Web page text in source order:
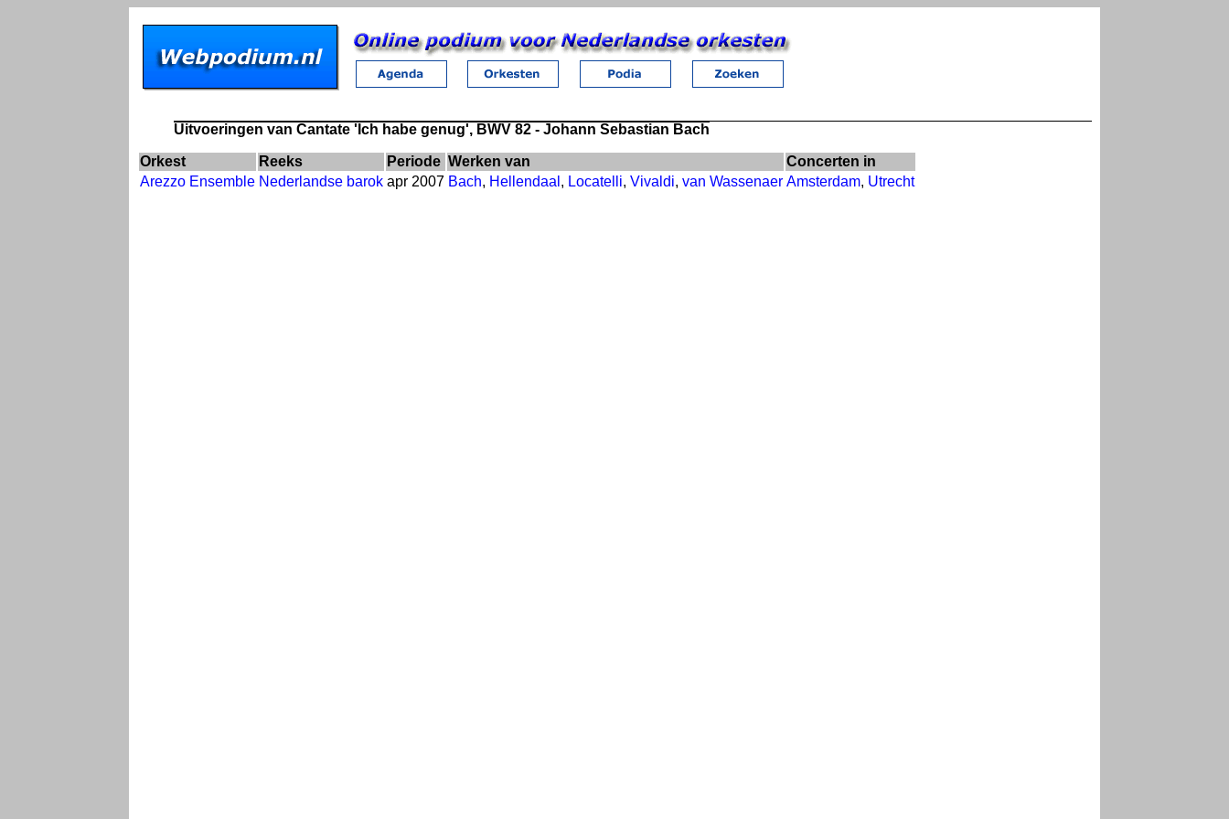
Uitvoeringen van Cantate 'Ich habe genug', BWV 82 - Johann Sebastian Bach
Orkest Reeks Periode Werken van
Concerten in
Arezzo Ensemble Nederlandse barok apr 2007 Bach, Hellendaal , Locatelli, Vivaldi, van Wassenaer Amsterdam, Utrecht